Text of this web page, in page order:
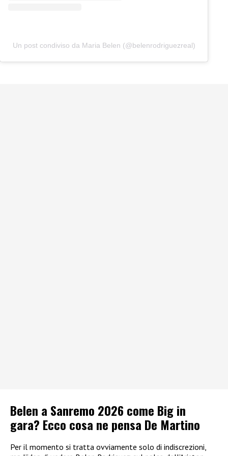
Un post condiviso da Maria Belen (@belenrodriguezreal)
Belen a Sanremo 2026 come Big in
gara? Ecco cosa ne pensa De Martino
Per il momento si tratta ovviamente solo di indiscrezioni,